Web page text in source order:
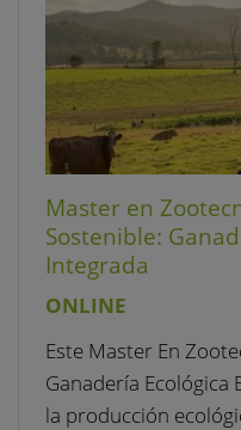
Master en
Sostenible:
Integrada
ONLINE
Este Master En
Ganadería Ecológica
la producción